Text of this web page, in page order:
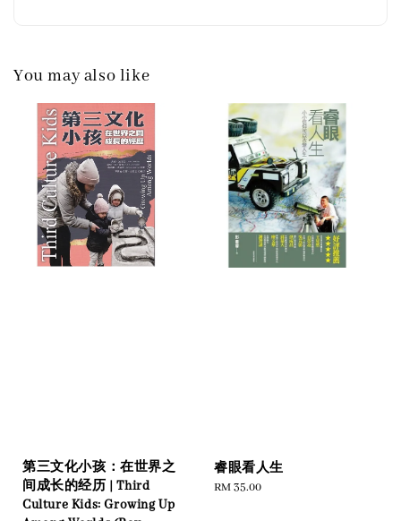
You may also like
第三文化小孩：在世界之
间成长的经历 | Third
Culture Kids: Growing Up
睿眼看人生
Regular
RM 35.00